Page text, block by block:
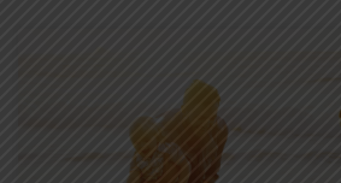
Ah, les vacances en famille ! Des moments
aussi, parfois, de stress et de tensions.